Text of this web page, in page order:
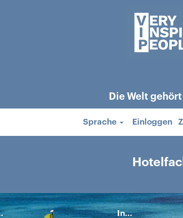
Die Welt
Sprache Einloggen
In...